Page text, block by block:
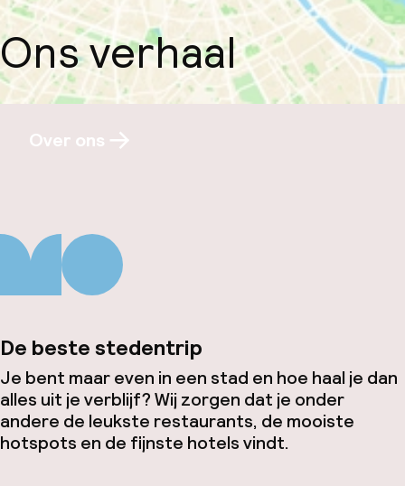
Ons verhaal
Over ons
De beste stedentrip
Je bent maar even in een stad en hoe haal je dan
alles uit je verblijf? Wij zorgen dat je onder
andere de leukste restaurants, de mooiste
hotspots en de fijnste hotels vindt.